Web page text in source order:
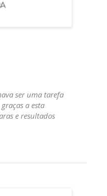
ser uma tarefa
a esta
e resultados